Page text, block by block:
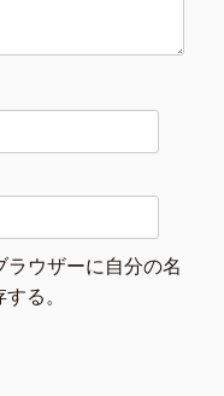
ラウザーに自分の名
る。